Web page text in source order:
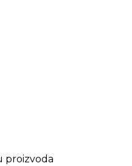
proizvoda